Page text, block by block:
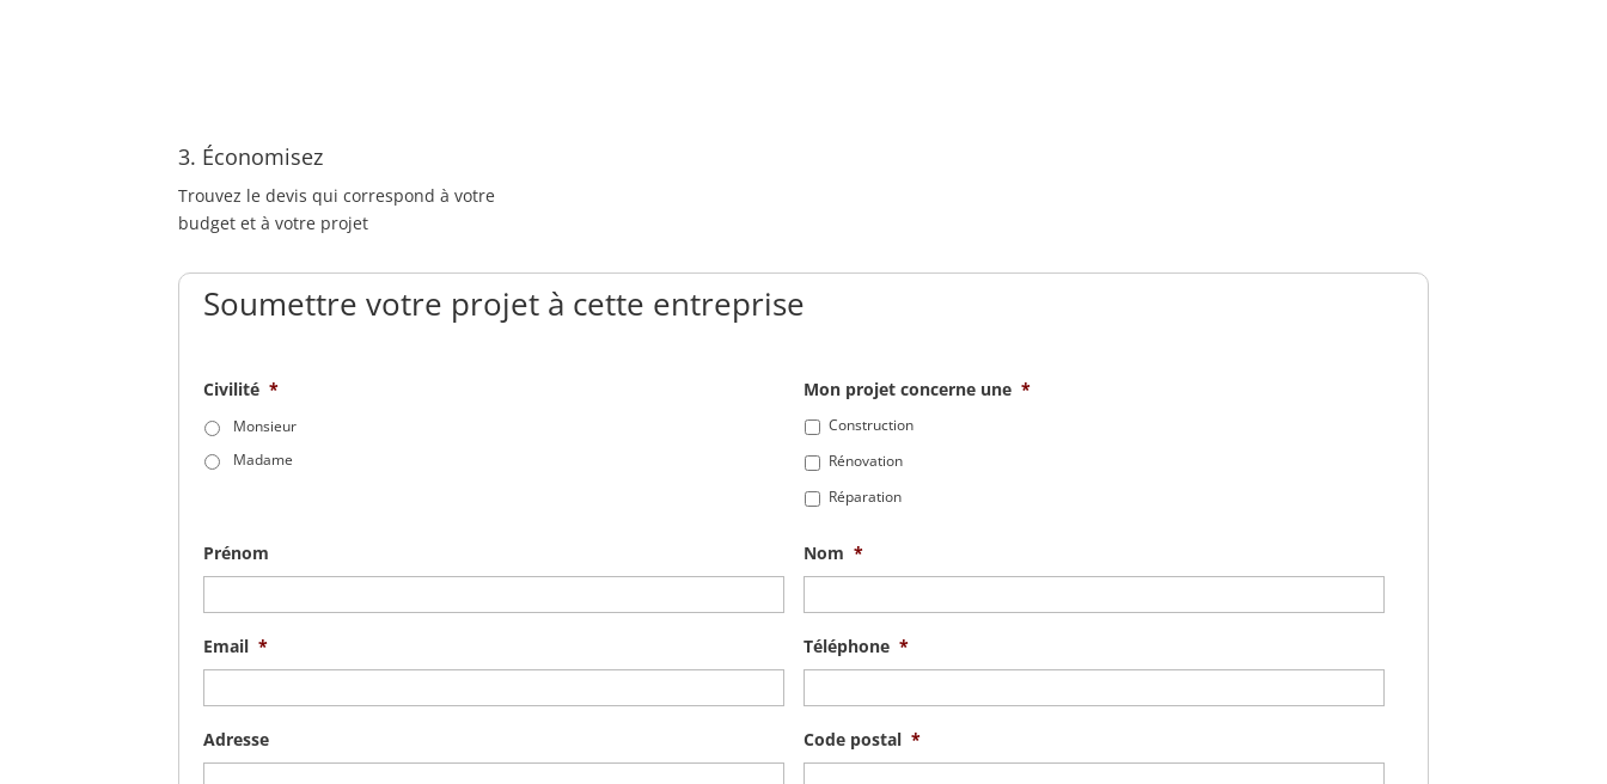
3. Économisez
Trouvez le devis qui correspond à votre
budget et à votre projet
Soumettre votre projet à cette entreprise
Civilité *
Monsieur
Madame
Mon projet concerne une *
Construction
Rénovation
Réparation
Prénom Nom *
Email * Téléphone *
Adresse Code postal *